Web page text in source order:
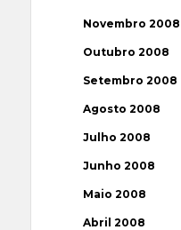
Novembro 2008
Outubro 2008
Setembro 2008
Agosto 2008
Julho 2008
Junho 2008
Maio 2008
Abril 2008